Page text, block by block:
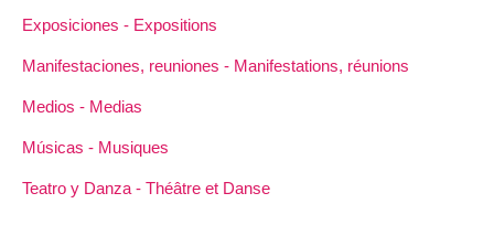
Exposiciones - Expositions
Manifestaciones, reuniones - Manifestations, réunions
Medios - Medias
Músicas - Musiques
Teatro y Danza - Théâtre et Danse